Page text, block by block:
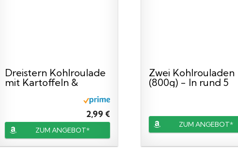
Dreistern Kohlroulade
mit Kartoffeln &
2,99 €
ZUM ANGEBOT*
Zwei Kohlrouladen
(800g) - In rund 5
ZUM ANGEBOT*